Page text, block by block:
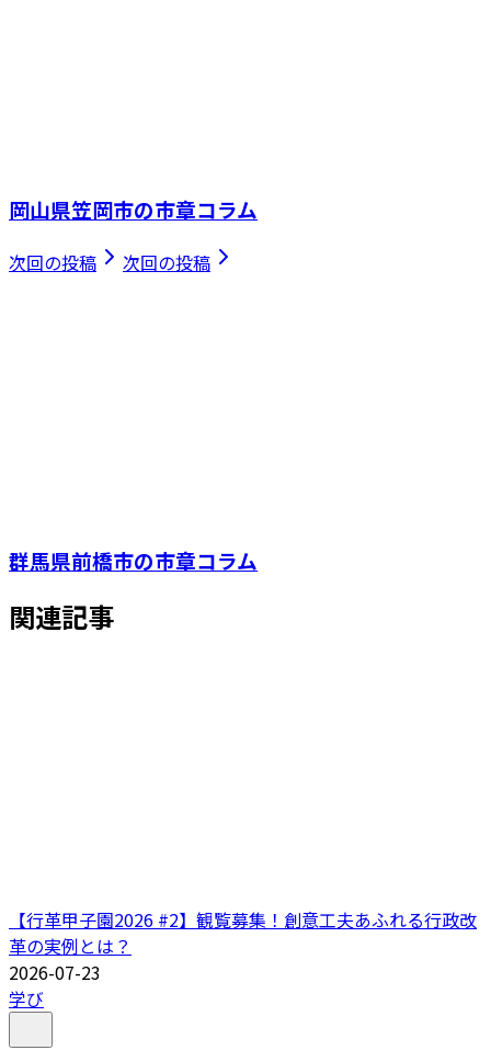
岡山県笠岡市の市章コラム
次回の投稿 次回の投稿
群馬県前橋市の市章コラム
関連記事
【行革甲子園2026 #2】観覧募集！創意工夫あふれる行政改
革の実例とは？
2026-07-23
学び